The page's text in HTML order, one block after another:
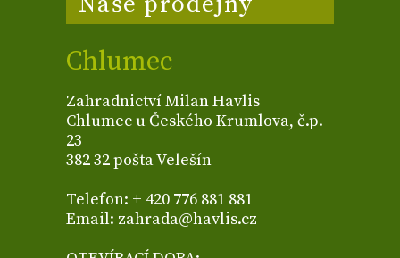
Chlumec
Zahradnictví Milan Havlis
Chlumec u Českého Krumlova, č.p.
23
382 32 pošta Velešín
Telefon: + 420 776 881 881
Email: zahrada@havlis.cz